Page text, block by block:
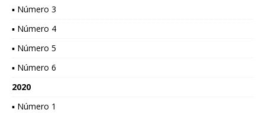
▪ Número 3
▪ Número 4
▪ Número 5
▪ Número 6
2020
▪ Número 1